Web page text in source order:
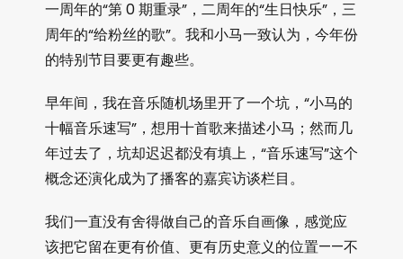
一周年的“第 0 期重录”，二周年的“生日快乐”，三
周年的“给粉丝的歌”。我和小马一致认为，今年份
的特别节目要更有趣些。
早年间，我在音乐随机场里开了一个坑，“小马的
十幅音乐速写”，想用十首歌来描述小马；然而几
年过去了，坑却迟迟都没有填上，“音乐速写”这个
概念还演化成为了播客的嘉宾访谈栏目。
我们一直没有舍得做自己的音乐自画像，感觉应
该把它留在更有价值、更有历史意义的位置——不